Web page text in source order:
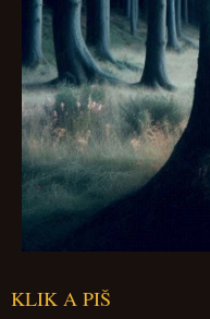
KLIK A PIŠ